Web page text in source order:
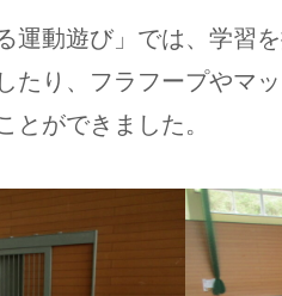
運動遊び」では、学習
たり、フラフープやマ
とができました。